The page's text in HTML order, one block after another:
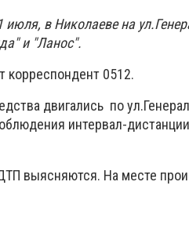
июля, в Николаеве на
и "Ланос".
корреспондент 0512.
двигались по
интервал-
выясняются. На месте